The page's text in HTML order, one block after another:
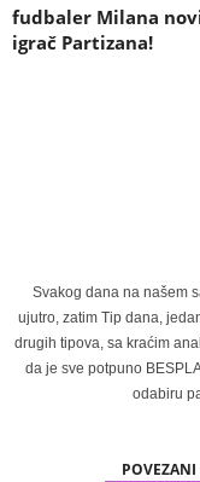
fudbaler Milana
igrač Partizana!
Svakog dana na našem
ujutro, zatim Tip dana,
drugih tipova, sa kraćim
da je sve potpuno
odabiru